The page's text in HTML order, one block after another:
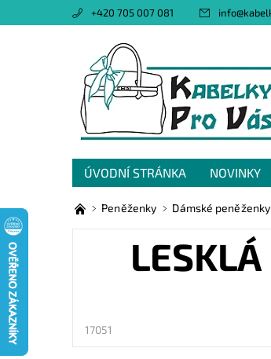
+420 705 007 081 info@
ÚVODNÍ STRÁNKA NOVINKY
OBCHODNÍ PODMÍNKY
GDPR
Peněženky Dámské peněženky
LESKLÁ
17051